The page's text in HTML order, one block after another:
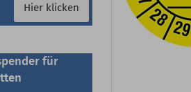
Hier klicken
für